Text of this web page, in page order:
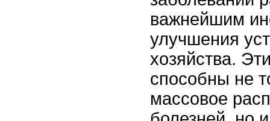
важнейшим
улучшения
хозяйства.
способны не
массовое